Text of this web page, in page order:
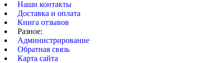
Наши контакты
Доставка и оплата
Книга отзывов
Разное:
Администрирование
Обратная связь
Карта сайта